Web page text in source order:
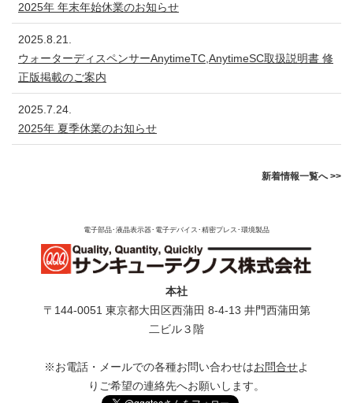
2025年 年末年始休業のお知らせ
2025.8.21.
ウォーターディスペンサーAnytimeTC,AnytimeSC取扱説明書 修
正版掲載のご案内
2025.7.24.
2025年 夏季休業のお知らせ
新着情報一覧へ >>
電子部品･液晶表示器･電子デバイス･精密プレス･環境製品
本社
〒144-0051 東京都⼤⽥区⻄蒲⽥ 8-4-13 井⾨⻄蒲⽥第
⼆ビル３階
※お電話・メールでの各種お問い合わせはお問合せよ
りご希望の連絡先へお願いします。